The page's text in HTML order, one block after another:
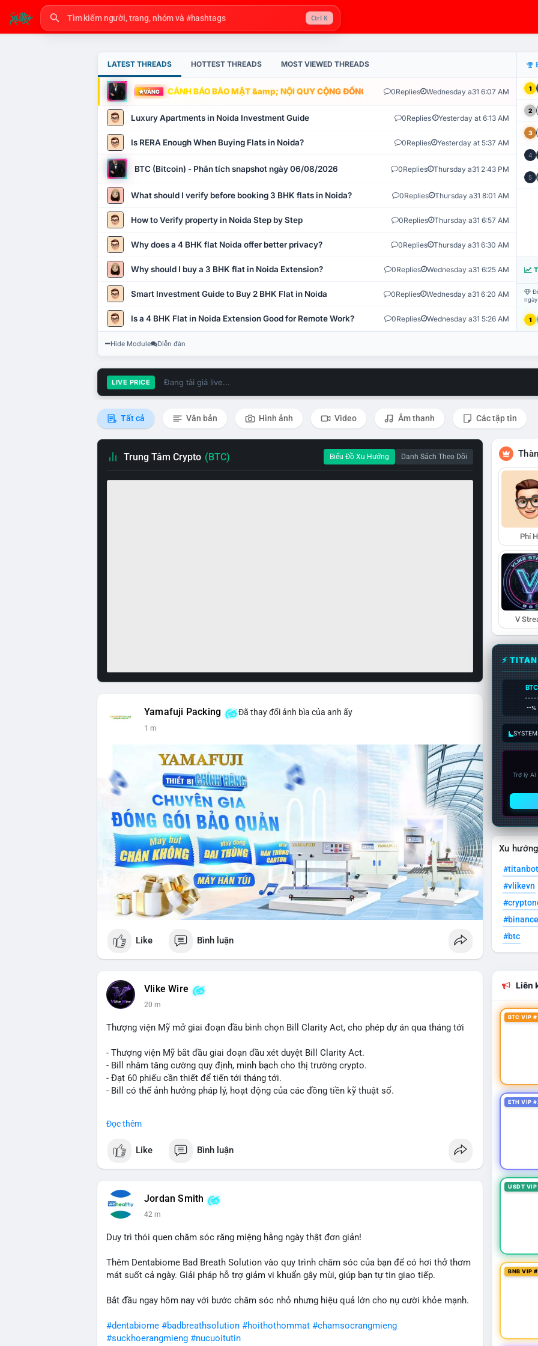
Ctrl K
LATEST THREADS HOTTEST THREADS MOST VIEWED THREADS
VÀNG CẢNH BÁO BẢO MẬT &amp; NỘI QUY CỘNG ĐỒNG VLIKE.VN: HỆ THỐNG GIÁM SÁT TỰ
0Replies Wednesday a31 6:07 AM
Luxury Apartments in Noida Investment Guide 0Replies Yesterday at 6:13 AM
Is RERA Enough When Buying Flats in Noida? 0Replies Yesterday at 5:37 AM
BTC (Bitcoin) - Phân tích snapshot ngày 06/08/2026 0Replies Thursday a31 2:43 PM
What should I verify before booking 3 BHK flats in Noida? 0Replies Thursday a31 8:01 AM
How to Verify property in Noida Step by Step 0Replies Thursday a31 6:57 AM
Why does a 4 BHK flat Noida offer better privacy? 0Replies Thursday a31 6:30 AM
Why should I buy a 3 BHK flat in Noida Extension? 0Replies Wednesday a31 6:25 AM
Smart Investment Guide to Buy 2 BHK Flat in Noida 0Replies Wednesday a31 6:20 AM
Is a 4 BHK Flat in Noida Extension Good for Remote Work? 0Replies Wednesday a31 5:26 AM
1
2
3
4
5
1
Hide Module Diễn đàn
LIVE PRICE Đang tải giá live...
Tất cả Văn bản Hình ảnh Video Âm thanh Các tập tin
Trung Tâm Crypto (BTC) Biểu Đồ Xu Hướng Danh Sách Theo Dõi
Yamafuji Packing Đã thay đổi ảnh bìa của anh ấy
1 m
Like Bình luận
Vlike Wire
20 m
Thượng viện Mỹ mở giai đoạn đầu bình chọn Bill Clarity Act, cho phép dự án qua tháng tới
- Thượng viện Mỹ bắt đầu giai đoạn đầu xét duyệt Bill Clarity Act.
- Bill nhằm tăng cường quy định, minh bạch cho thị trường crypto.
- Đạt 60 phiếu cần thiết để tiến tới tháng tới.
- Bill có thể ảnh hưởng pháp lý, hoạt động của các đồng tiền kỹ thuật số.
#vlikevn #titanbot
📰 Nguồn: CoinDesk
Đọc thêm
Like Bình luận
Jordan Smith
42 m
Duy trì thói quen chăm sóc răng miệng hằng ngày thật đơn giản!
Thêm Dentabiome Bad Breath Solution vào quy trình chăm sóc của bạn để có hơi thở thơm
mát suốt cả ngày. Giải pháp hỗ trợ giảm vi khuẩn gây mùi, giúp bạn tự tin giao tiếp.
Bắt đầu ngay hôm nay với bước chăm sóc nhỏ nhưng hiệu quả lớn cho nụ cười khỏe mạnh.
#dentabiome #badbreathsolution #hoithothommat #chamsocrangmieng
#suckhoerangmieng #nucuoitutin
Phí
V
⚡
BTC
--%
Trợ lý
Xu
#titanbot
#vlikevn
#btc
Liên
BTC VIP
ETH VIP
USDT
BNB VIP